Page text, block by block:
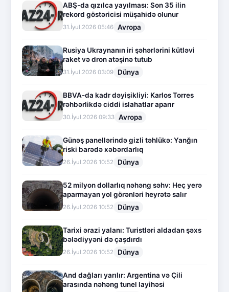
ABŞ-da qızılca yayılması: Son 35 ilin
rekord göstəricisi müşahidə olunur
31.İyul.2026 05:46 Avropa
Rusiya Ukraynanın iri şəhərlərini kütləvi
raket və dron atəşinə tutub
31.İyul.2026 03:09 Dünya
BBVA-da kadr dəyişikliyi: Karlos Torres
rəhbərlikdə ciddi islahatlar aparır
30.İyul.2026 09:33 Avropa
Günəş panellərində gizli təhlükə: Yanğın
riski barədə xəbərdarlıq
26.İyul.2026 10:52 Dünya
52 milyon dollarlıq nəhəng səhv: Heç yerə
aparmayan yol görənləri heyrətə salır
26.İyul.2026 10:52 Dünya
Tarixi ərazi yalanı: Turistləri aldadan şəxs
bələdiyyəni də çaşdırdı
26.İyul.2026 10:52 Dünya
And dağları yarılır: Argentina və Çili
arasında nəhəng tunel layihəsi